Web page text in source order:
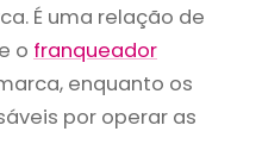
É uma relação de
o franqueador
enquanto os
por operar as